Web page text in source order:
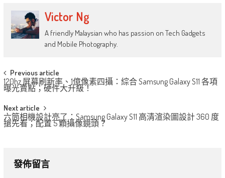
Victor Ng
A friendly Malaysian who has passion on Tech Gadgets
and Mobile Photography.
Post
navigation
Previous article
120hz 屏幕刷新率、1億像素四攝：綜合 Samsung Galaxy S11 各項
曝光賣點；硬件大升級！
Next article
六筒相機設計亮了：Samsung Galaxy S11 高清渲染圖設計 360 度
搶先看；配置 5 顆攝像鏡頭？
發佈留言